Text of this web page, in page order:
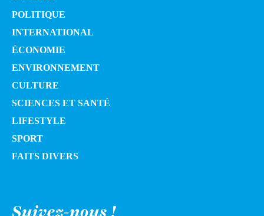
POLITIQUE
INTERNATIONAL
ÉCONOMIE
ENVIRONNEMENT
CULTURE
SCIENCES ET SANTÉ
LIFESTYLE
SPORT
FAITS DIVERS
Suivez-nous !